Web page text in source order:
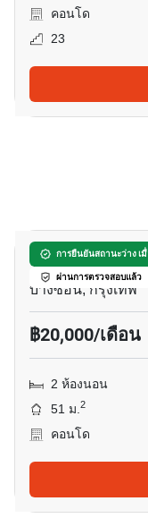
คอนโด
23
การยืนยันสถานะว่าง เ
ผ่านการตรวจสอบแล้ว
ยู ดีไลท์ แอท บ
บางซ่อน, กรุงเทพ
฿20,000/เดือน
2 ห้องนอน
51 ม.2
คอนโด